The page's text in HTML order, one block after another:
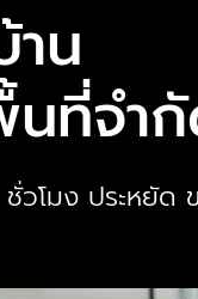
าน
ที่จำ
ชั่วโมง ประหยั